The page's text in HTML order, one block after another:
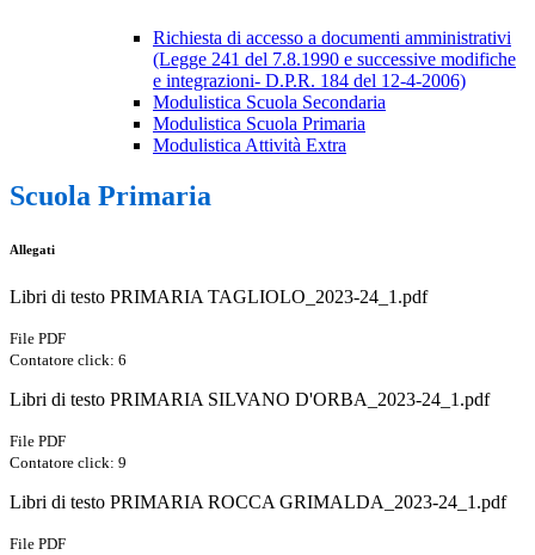
Richiesta di accesso a documenti amministrativi
(Legge 241 del 7.8.1990 e successive modifiche
e integrazioni- D.P.R. 184 del 12-4-2006)
Modulistica Scuola Secondaria
Modulistica Scuola Primaria
Modulistica Attività Extra
Scuola Primaria
Allegati
Libri di testo PRIMARIA TAGLIOLO_2023-24_1.pdf
File PDF
Contatore click: 6
Libri di testo PRIMARIA SILVANO D'ORBA_2023-24_1.pdf
File PDF
Contatore click: 9
Libri di testo PRIMARIA ROCCA GRIMALDA_2023-24_1.pdf
File PDF